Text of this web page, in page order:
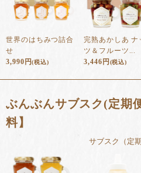
世界のはちみつ詰合
せ
3,990 円(税込)
完熟あかしあ ナ
ツ＆フルーツ...
3,446 円 (税込)
ぶんぶんサブスク(定期
料】
サブスク（定